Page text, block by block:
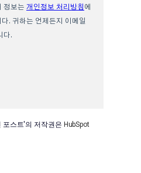
포스트'의 저작권은 HubSpot